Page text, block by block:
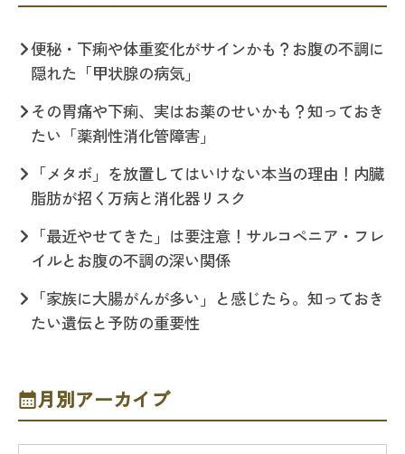
便秘・下痢や体重変化がサインかも？お腹の不調に
隠れた「甲状腺の病気」
その胃痛や下痢、実はお薬のせいかも？知っておき
たい「薬剤性消化管障害」
「メタボ」を放置してはいけない本当の理由！内臓
脂肪が招く万病と消化器リスク
「最近やせてきた」は要注意！サルコペニア・フレ
イルとお腹の不調の深い関係
「家族に大腸がんが多い」と感じたら。知っておき
たい遺伝と予防の重要性
月別アーカイブ